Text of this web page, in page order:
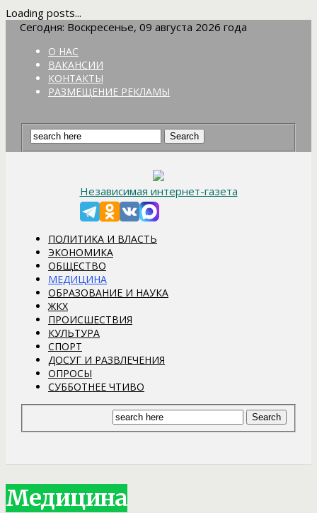
Loading posts...
Сегодня: Воскресенье, 09 августа 2026 года
О НАС
ВАКАНСИИ
КОНТАКТЫ
РАЗМЕЩЕНИЕ РЕКЛАМЫ
Независимая интернет-газета
ПОЛИТИКА И ВЛАСТЬ
ЭКОНОМИКА
ОБЩЕСТВО
МЕДИЦИНА
ОБРАЗОВАНИЕ И НАУКА
ЖКХ
ПРОИСШЕСТВИЯ
КУЛЬТУРА
СПОРТ
ДОСУГ И РАЗВЛЕЧЕНИЯ
ОПРОСЫ
СУББОТНЕЕ ЧТИВО
Медицина